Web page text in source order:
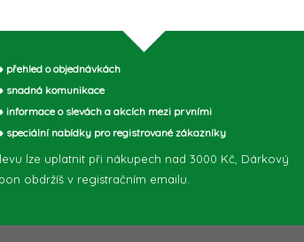
o objednávkách
komunikace
o slevách a akcích mezi prvními
nabídky pro registrované zákazníky
lze uplatnit při nákupech nad 3000 Kč, Dárkový
obdržíš v registračním emailu.